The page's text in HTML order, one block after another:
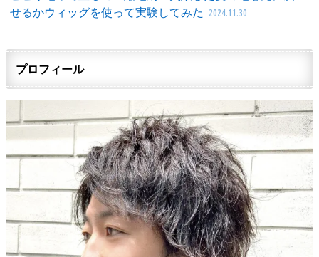
せるかウィッグを使って実験してみた
2024.11.30
プロフィール